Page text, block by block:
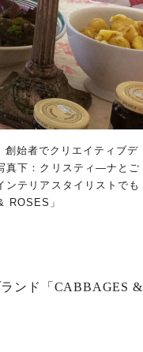
始者でクリエイティブデ
真下：クリスティ―ナとご
ンテリアスタイリストでも
ROSES」
ンド「CABBAGES &